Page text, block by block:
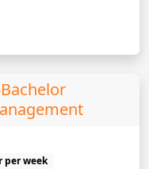
per week